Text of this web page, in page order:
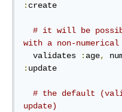
: create
# it will be
with a non-numerical
  validates
: age,
: update
# the default
update)